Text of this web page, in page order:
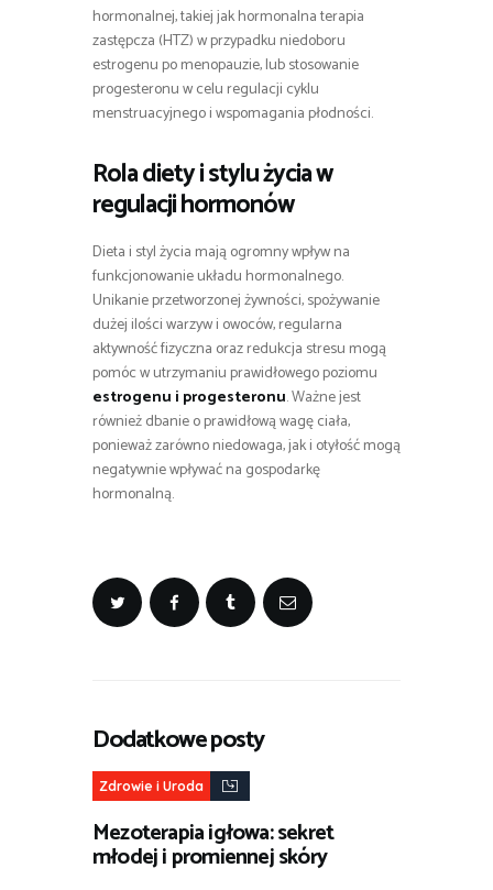
hormonalnej, takiej jak hormonalna terapia
zastępcza (HTZ) w przypadku niedoboru
estrogenu po menopauzie, lub stosowanie
progesteronu w celu regulacji cyklu
menstruacyjnego i wspomagania płodności.
Rola diety i stylu życia w
regulacji hormonów
Dieta i styl życia mają ogromny wpływ na
funkcjonowanie układu hormonalnego.
Unikanie przetworzonej żywności, spożywanie
dużej ilości warzyw i owoców, regularna
aktywność fizyczna oraz redukcja stresu mogą
pomóc w utrzymaniu prawidłowego poziomu
estrogenu i progesteronu. Ważne jest
również dbanie o prawidłową wagę ciała,
ponieważ zarówno niedowaga, jak i otyłość mogą
negatywnie wpływać na gospodarkę
hormonalną.
Dodatkowe posty
Zdrowie i Uroda
Mezoterapia igłowa: sekret
młodej i promiennej skóry